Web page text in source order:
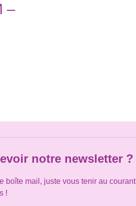
–
notre newsletter ?
boîte mail, juste vous tenir au courant
!